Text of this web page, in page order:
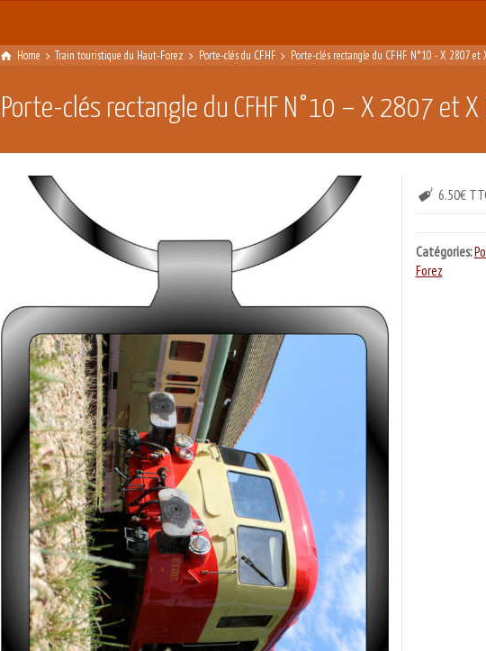
Home Train touristique du Haut-Forez Porte-clés du CFHF Porte-clés rectangle du CFHF N°10 - X 2807 et
Porte-clés rectangle du CFHF N°10 – X 2807 et
6.50€
Catégories:
Forez